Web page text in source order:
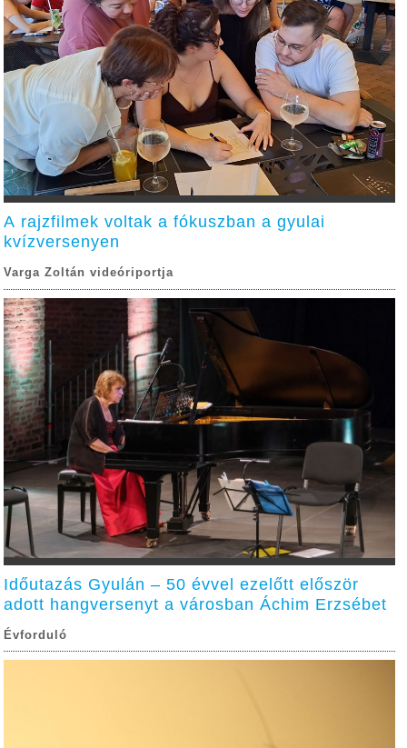
A rajzfilmek voltak a fókuszban a gyulai
kvízversenyen
Varga Zoltán videóriportja
Időutazás Gyulán – 50 évvel ezelőtt először
adott hangversenyt a városban Áchim Erzsébet
Évforduló